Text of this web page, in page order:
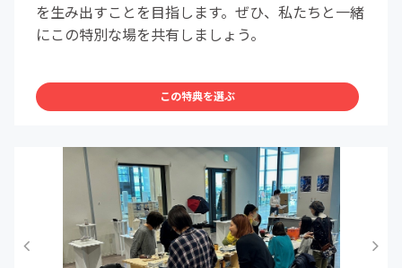
を生み出すことを目指します。ぜひ、私たちと一緒
にこの特別な場を共有しましょう。
この特典を選ぶ